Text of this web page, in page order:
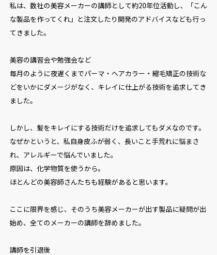
私は、数社の美容メーカーの講師として約20年位活動し、「こん
な製品を作ってくれ」と注文したり開発のアドバイスなども行っ
てきました。
美容の講習会や勉強会など
毎月のように夜遅くまでパーマ・ヘアカラー・縮毛矯正の技術な
どをいかにダメージがなく、キレイに仕上がる技術を追求してき
ました。
しかし、髪をキレイにする技術だけを追求してもダメなのです。
なぜかというと、私自身皮ふが弱く、長いこと手荒れに悩まさ
れ、アレルギーで悩んでいました。
原因は、化学物質を使うから。
ほとんどの美容師さんたちも経験があると思います。
ここに限界を感じ、そのうち美容メーカーが出す製品に疑問が出
始め、全てのメーカーの講師を辞めました。
講師を引退後